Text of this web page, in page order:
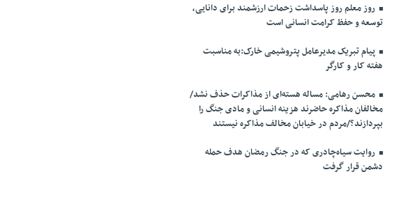
روز معلم روز پاسداشت زحمات ارزشمند برای دانایی،
توسعه و حفظ کرامت انسانی است
پیام تبریک مدیرعامل پتروشیمی خارک:به مناسبت
هفته کار و کارگر
محسن رهامی: مساله هسته‌ای از مذاکرات حذف نشد/
مخالفان مذاکره حاضرند هزینه انسانی و مادی جنگ را
بپردازند؟/مردم در خیابان مخالف مذاکره نیستند
روایت سیاه‌چادری که در جنگ رمضان هدف حمله
دشمن قرار گرفت